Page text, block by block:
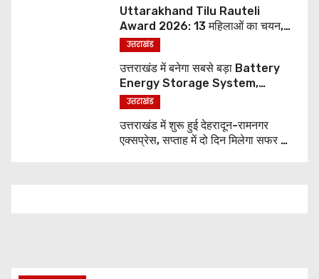
Uttarakhand Tilu Rauteli
Award 2026: 13 महिलाओं का चयन,
8 अगस्त को सीएम धामी करेंगे सम्मानित
उत्तराखंड
उत्तराखंड में बनेगा सबसे बड़ा Battery
Energy Storage System,
UJVNL लगाएगा 352 करोड़ का प्रोजेक्ट
उत्तराखंड
उत्तराखंड में शुरू हुई देहरादून-रामनगर
एक्सप्रेस, सप्ताह में दो दिन मिलेगा सफर का